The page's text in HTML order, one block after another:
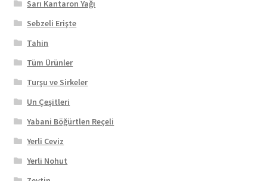
Sarı Kantaron Yağı
Sebzeli Erişte
Tahin
Tüm Ürünler
Turşu ve Sirkeler
Un Çeşitleri
Yabani Böğürtlen Reçeli
Yerli Ceviz
Yerli Nohut